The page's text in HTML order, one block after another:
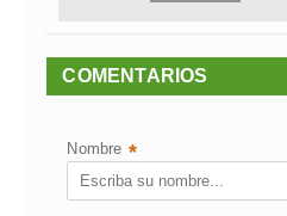
COMENTARIOS
Nombre *